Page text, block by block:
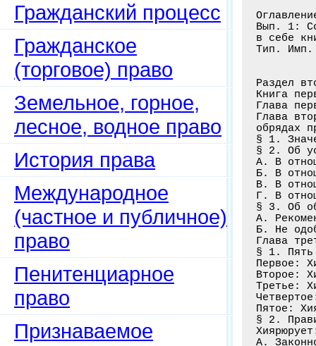
Гражданский процесс
Гражданское
(торговое) право
Земельное, горное,
лесное, водное право
История права
Международное
(частное и публичное)
право
Пенитенциарное
право
Признаваемое
Вып. 1:
в себе
Тип.
Раздел
Книга
Глава
Глава
§ 1.
§ 2.
А. В
Б. В
В. В
Г. В
§ 3. Об
А.
Б. Не
Глава
§ 1. Пять
§ 2.
А.